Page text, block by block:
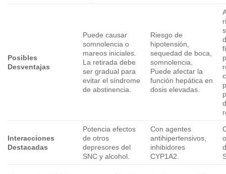
Posibles
Desventajas
Puede causar
somnolencia o
mareos iniciales.
La retirada debe
ser gradual para
evitar el síndrome
de abstinencia.
Riesgo de
hipotensión,
sequedad de boca,
somnolencia.
Puede afectar la
función hepática en
dosis elevadas.
Interacciones
Destacadas
Potencia efectos
de otros
depresores del
SNC y alcohol.
Con agentes
antihipertensivos,
inhibidores
CYP1A2.